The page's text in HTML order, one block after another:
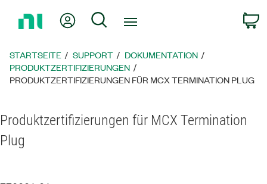
zur
Mein KontoSuche
STARTSEITE SUPPORT
DOKUMENTATION
PRODUKTZERTIFIZIERUNGEN
PRODUKTZERTIFIZIERUNGEN FÜR MCX TERMINATION PLUG
Produktzertifizierungen für MCX Termination
Plug